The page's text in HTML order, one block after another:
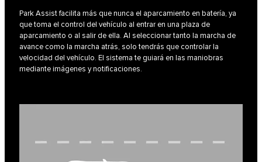
Park Assist facilita más que nunca el aparcamiento en batería, ya
que toma el control del vehículo al entrar en una plaza de
aparcamiento o al salir de ella. Al seleccionar tanto la marcha de
avance como la marcha atrás, solo tendrás que controlar la
velocidad del vehículo. El sistema te guiará en las maniobras
mediante imágenes y notificaciones.